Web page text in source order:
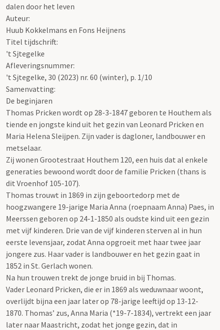
dalen door het leven
Auteur:
Huub Kokkelmans en Fons Heijnens
Titel tijdschrift:
't Sjtegelke
Afleveringsnummer:
't Sjtegelke, 30 (2023) nr. 60 (winter), p. 1/10
Samenvatting:
De beginjaren
Thomas Pricken wordt op 28-3-1847 geboren te Houthem als
tiende en jongste kind uit het gezin van Leonard Pricken en
Maria Helena Sleijpen. Zijn vader is dagloner, landbouwer en
metselaar.
Zij wonen Grootestraat Houthem 120, een huis dat al enkele
generaties bewoond wordt door de familie Pricken (thans is
dit Vroenhof 105-107).
Thomas trouwt in 1869 in zijn geboortedorp met de
hoogzwangere 19-jarige Maria Anna (roepnaam Anna) Paes, in
Meerssen geboren op 24-1-1850 als oudste kind uit een gezin
met vijf kinderen. Drie van de vijf kinderen sterven al in hun
eerste levensjaar, zodat Anna opgroeit met haar twee jaar
jongere zus. Haar vader is landbouwer en het gezin gaat in
1852 in St. Gerlach wonen.
Na hun trouwen trekt de jonge bruid in bij Thomas.
Vader Leonard Pricken, die er in 1869 als weduwnaar woont,
overlijdt bijna een jaar later op 78-jarige leeftijd op 13-12-
1870. Thomas’ zus, Anna Maria (*19-7-1834), vertrekt een jaar
later naar Maastricht, zodat het jonge gezin, dat in